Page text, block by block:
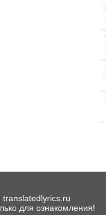
translatedlyrics.ru
для ознакомления!